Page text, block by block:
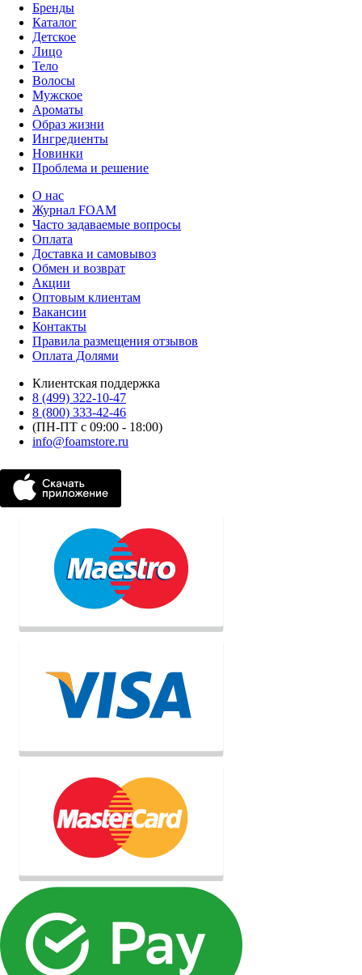
Бренды
Каталог
Детское
Лицо
Тело
Волосы
Мужское
Ароматы
Образ жизни
Ингредиенты
Новинки
Проблема и решение
О нас
Журнал FOAM
Часто задаваемые вопросы
Оплата
Доставка и самовывоз
Обмен и возврат
Акции
Оптовым клиентам
Вакансии
Контакты
Правила размещения отзывов
Оплата Долями
Клиентская поддержка
8 (499) 322-10-47
8 (800) 333-42-46
(ПН-ПТ с 09:00 - 18:00)
info@foamstore.ru